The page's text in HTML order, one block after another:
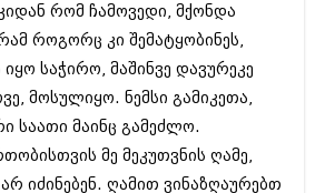
რომ ჩამოვედი, მქონდა
როგორც კი შემატყობინეს,
საჭირო, მაშინვე დავურეკე
მოსულიყო. ნემსი გამიკეთა,
საათი მაინც გამეძლო.
მე მეკუთვნის ღამე,
იძინებენ. ღამით ვინაზღაურებთ